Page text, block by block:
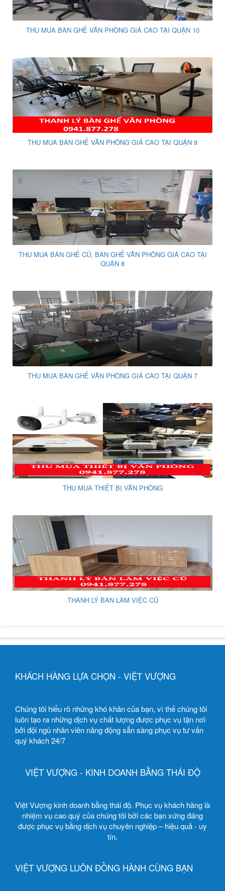
THU MUA BÀN GHẾ VĂN PHÒNG GIÁ CAO TẠI QUẬN 10
THU MUA BÀN GHẾ VĂN PHÒNG GIÁ CAO TẠI QUẬN 9
THU MUA BÀN GHẾ CŨ, BÀN GHẾ VĂN PHÒNG GIÁ CAO TẠI
QUẬN 8
THU MUA BÀN GHẾ VĂN PHÒNG GIÁ CAO TẠI QUẬN 7
THU MUA THIẾT BỊ VĂN PHÒNG
THANH LÝ BÀN LÀM VIỆC CŨ
KHÁCH HÀNG LỰA CHỌN - VIỆT VƯỢNG
Chúng tôi hiểu rõ những khó khăn của bạn, vì thế chúng tôi
luôn tạo ra những dịch vụ chất lượng được phục vụ tận nơi
bởi đội ngũ nhân viên năng động sẳn sàng phục vụ tư vấn
quý khách 24/7
VIỆT VƯỢNG - KINH DOANH BẰNG THÁI ĐỘ
Việt Vượng kinh doanh bằng thái độ. Phục vụ khách hàng là
nhiệm vụ cao quý của chúng tôi bởi các bạn xứng đáng
được phục vụ bằng dịch vụ chuyên nghiệp – hiệu quả - uy
tín.
VIỆT VƯỢNG LUÔN ĐỒNG HÀNH CÙNG BẠN